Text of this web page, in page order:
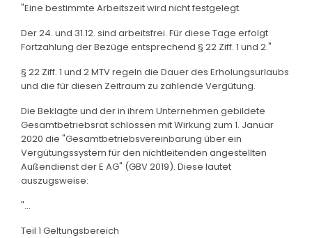
"Eine bestimmte Arbeitszeit wird nicht festgelegt.
Der 24. und 31.12. sind arbeitsfrei. Für diese Tage erfolgt
Fortzahlung der Bezüge entsprechend § 22 Ziff. 1 und 2."
§ 22 Ziff. 1 und 2 MTV regeln die Dauer des Erholungsurlaubs
und die für diesen Zeitraum zu zahlende Vergütung.
Die Beklagte und der in ihrem Unternehmen gebildete
Gesamtbetriebsrat schlossen mit Wirkung zum 1. Januar
2020 die "Gesamtbetriebsvereinbarung über ein
Vergütungssystem für den nichtleitenden angestellten
Außendienst der E AG" (GBV 2019). Diese lautet
auszugsweise:
"...
Teil 1 Geltungsbereich